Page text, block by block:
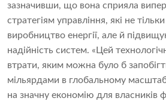
зазначивши, що вона сприяла
стратегіям управління, які не
виробництво енергії, але й
надійність систем. «Цей
втрати, яким можна було б
мільярдами в глобальному
на значну економію для власників